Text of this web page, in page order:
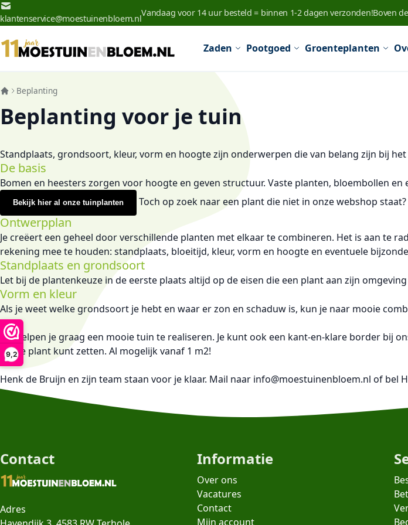
9,2
Ga naar de inhoud
klantenservice@moestuinenbloem.nl
Vandaag voor 14 uur besteld = binnen 1-2 dagen verzonden!Boven
Zaden Pootgoed Groenteplanten
Beplanting
Beplanting voor je tuin
Standplaats, grondsoort, kleur, vorm en hoogte zijn onderwerpen die van belang zijn bij
De basis
Bomen en heesters zorgen voor hoogte en geven structuur. Vaste planten, bloembollen
Bekijk hier al onze tuinplanten Toch op zoek naar een plant die niet in onze webshop
Ontwerpplan
Je creëert een geheel door verschillende planten met elkaar te combineren. Het is aan te
rekening mee te houden: standplaats, bloeitijd, kleur, vorm en hoogte en eventuele
Standplaats en grondsoort
Let bij de plantenkeuze in de eerste plaats altijd op de eisen die een plant aan zijn
Vorm en kleur
Als je weet welke grondsoort je hebt en waar er zon en schaduw is, kun je naar mooie
Wij helpen je graag een mooie tuin te realiseren. Je kunt ook een kant-en-klare border bij
welke plant kunt zetten. Al mogelijk vanaf 1 m2!
Henk de Bruijn en zijn team staan voor je klaar. Mail naar info@moestuinenbloem.nl of bel
Contact
Adres
Informatie
Over ons
Vacatures
Contact
Mijn account